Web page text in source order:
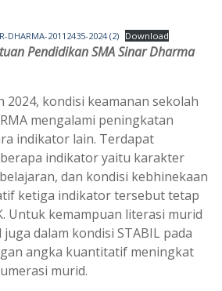
DHARMA-20112435-2024 (2) Download
Pendidikan SMA Sinar Dharma
kondisi keamanan sekolah
mengalami peningkatan
indikator lain. Terdapat
indikator yaitu karakter
dan kondisi kebhinekaan
ketiga indikator tersebut tetap
Untuk kemampuan literasi murid
dalam kondisi STABIL pada
angka kuantitatif meningkat
murid.